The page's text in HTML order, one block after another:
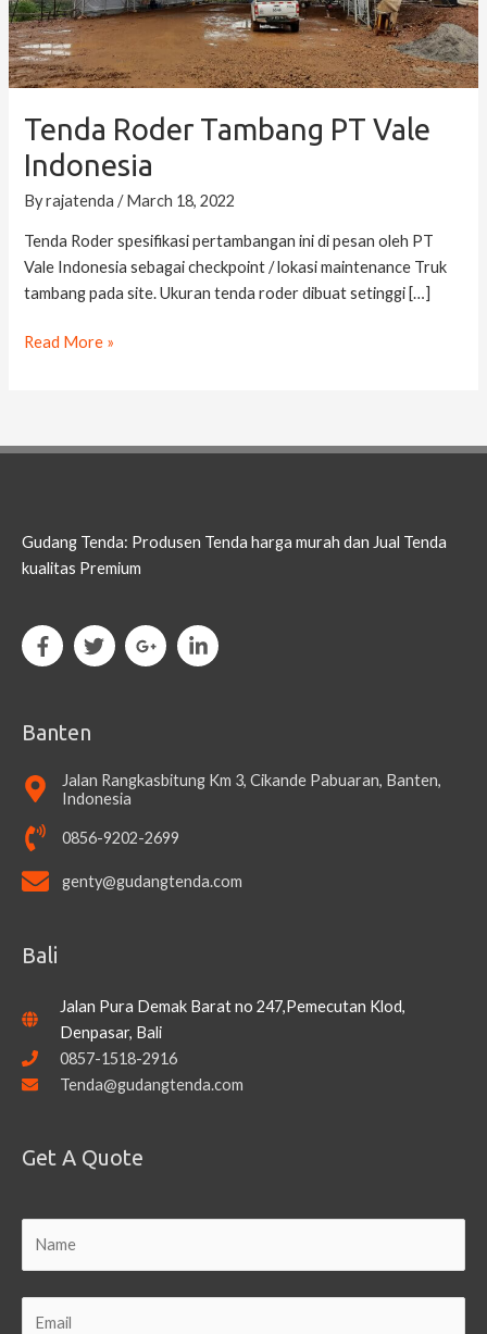
Tenda Roder Tambang PT Vale
Indonesia
Byrajatenda/March 18, 2022
Tenda Roder spesifikasi pertambangan ini di pesan oleh PT
Vale Indonesia sebagai checkpoint / lokasi maintenance Truk
tambang pada site. Ukuran tenda roder dibuat setinggi […]
Read More »
Gudang Tenda: Produsen Tenda harga murah dan Jual Tenda
kualitas Premium
Banten
Jalan Rangkasbitung Km 3, Cikande Pabuaran, Banten,
Indonesia
0856-9202-2699
genty@gudangtenda.com
Bali
Jalan Pura Demak Barat no 247,Pemecutan Klod,
Denpasar, Bali
0857-1518-2916
Tenda@gudangtenda.com
Get A Quote